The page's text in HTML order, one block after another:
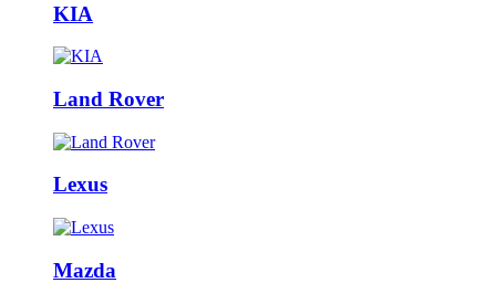
KIA
Land Rover
Lexus
Mazda